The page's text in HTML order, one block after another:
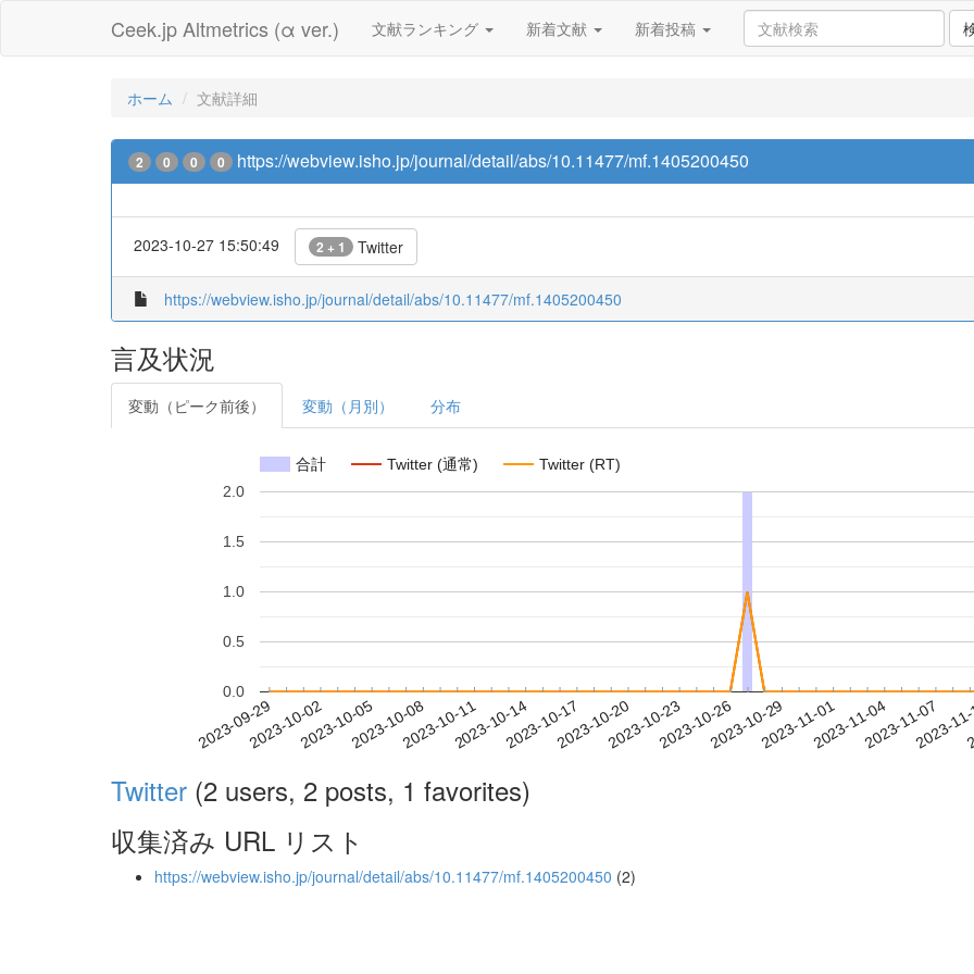
Ceek.jp Altmetrics (α ver.) 文献ランキング 新着文献 新着投稿
ホーム 文献詳細
2 0 0 0 https://webview.isho.jp/journal/detail/abs/10.11477/mf.1405200450
2023-10-27 15:50:49 2 + 1 Twitter
https://webview.isho.jp/journal/detail/abs/10.11477/mf.1405200450
言及状況
変動（ピーク前後） 変動（月別） 分布
合計 Twitter (通常) Twitter (RT)
2023-09-292023-10-022023-10-052023-10-082023-10-112023-10-142023-10-172023-10-202023-10-232023-10-262023-10-292023-11-012023-11-042023-11-07
2023-
0.0
0.5
1.0
1.5
2.0
Twitter (2 users, 2 posts, 1 favorites)
収集済み URL リスト
https://webview.isho.jp/journal/detail/abs/10.11477/mf.1405200450 (2)